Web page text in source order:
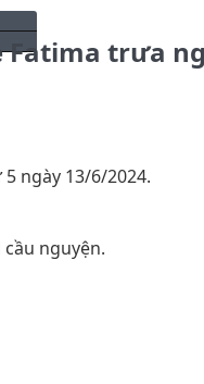
Fatima trưa
ngày 13/6/2024.
nguyện.